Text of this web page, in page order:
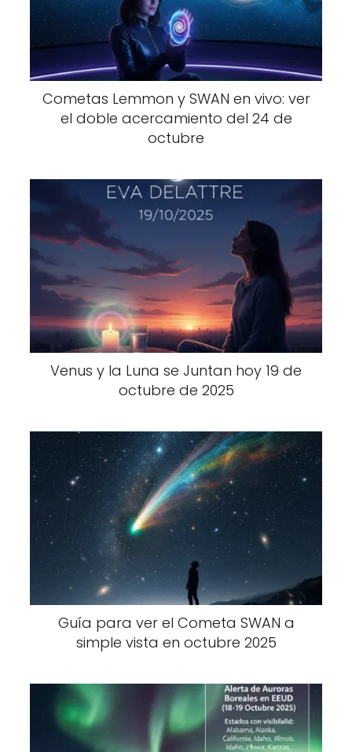
Cometas Lemmon y SWAN en vivo: ver
el doble acercamiento del 24 de
octubre
Venus y la Luna se Juntan hoy 19 de
octubre de 2025
Guía para ver el Cometa SWAN a
simple vista en octubre 2025